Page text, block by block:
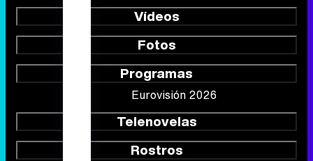
Vídeos
Fotos
Programas
Eurovisión 2026
Telenovelas
Rostros